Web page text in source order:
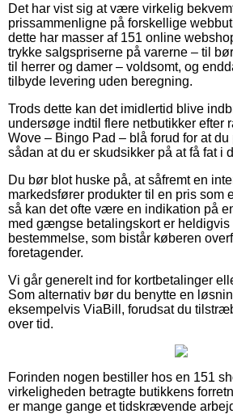
Det har vist sig at være virkelig
prissammenligne på forskellige
dette har masser af 151 online
trykke salgspriserne på varerne – til
til herrer og damer – voldsomt, og
tilbyde levering uden beregning.
Trods dette kan det imidlertid blive
undersøge indtil flere netbutikker efter
Wove – Bingo Pad – blå forud for at du
sådan at du er skudsikker på at få fat i
Du bør blot huske på, at såfremt en
markedsfører produkter til en pris som
så kan det ofte være en indikation på
med gængse betalingskort er heldigvis
bestemmelse, som bistår køberen
foretagender.
Vi går generelt ind for kortbetalinger
Som alternativ bør du benytte en
eksempelvis ViaBill, forudsat du
over tid.
Forinden nogen bestiller hos en 151
virkeligheden betragte butikkens
er mange gange et tidskrævende